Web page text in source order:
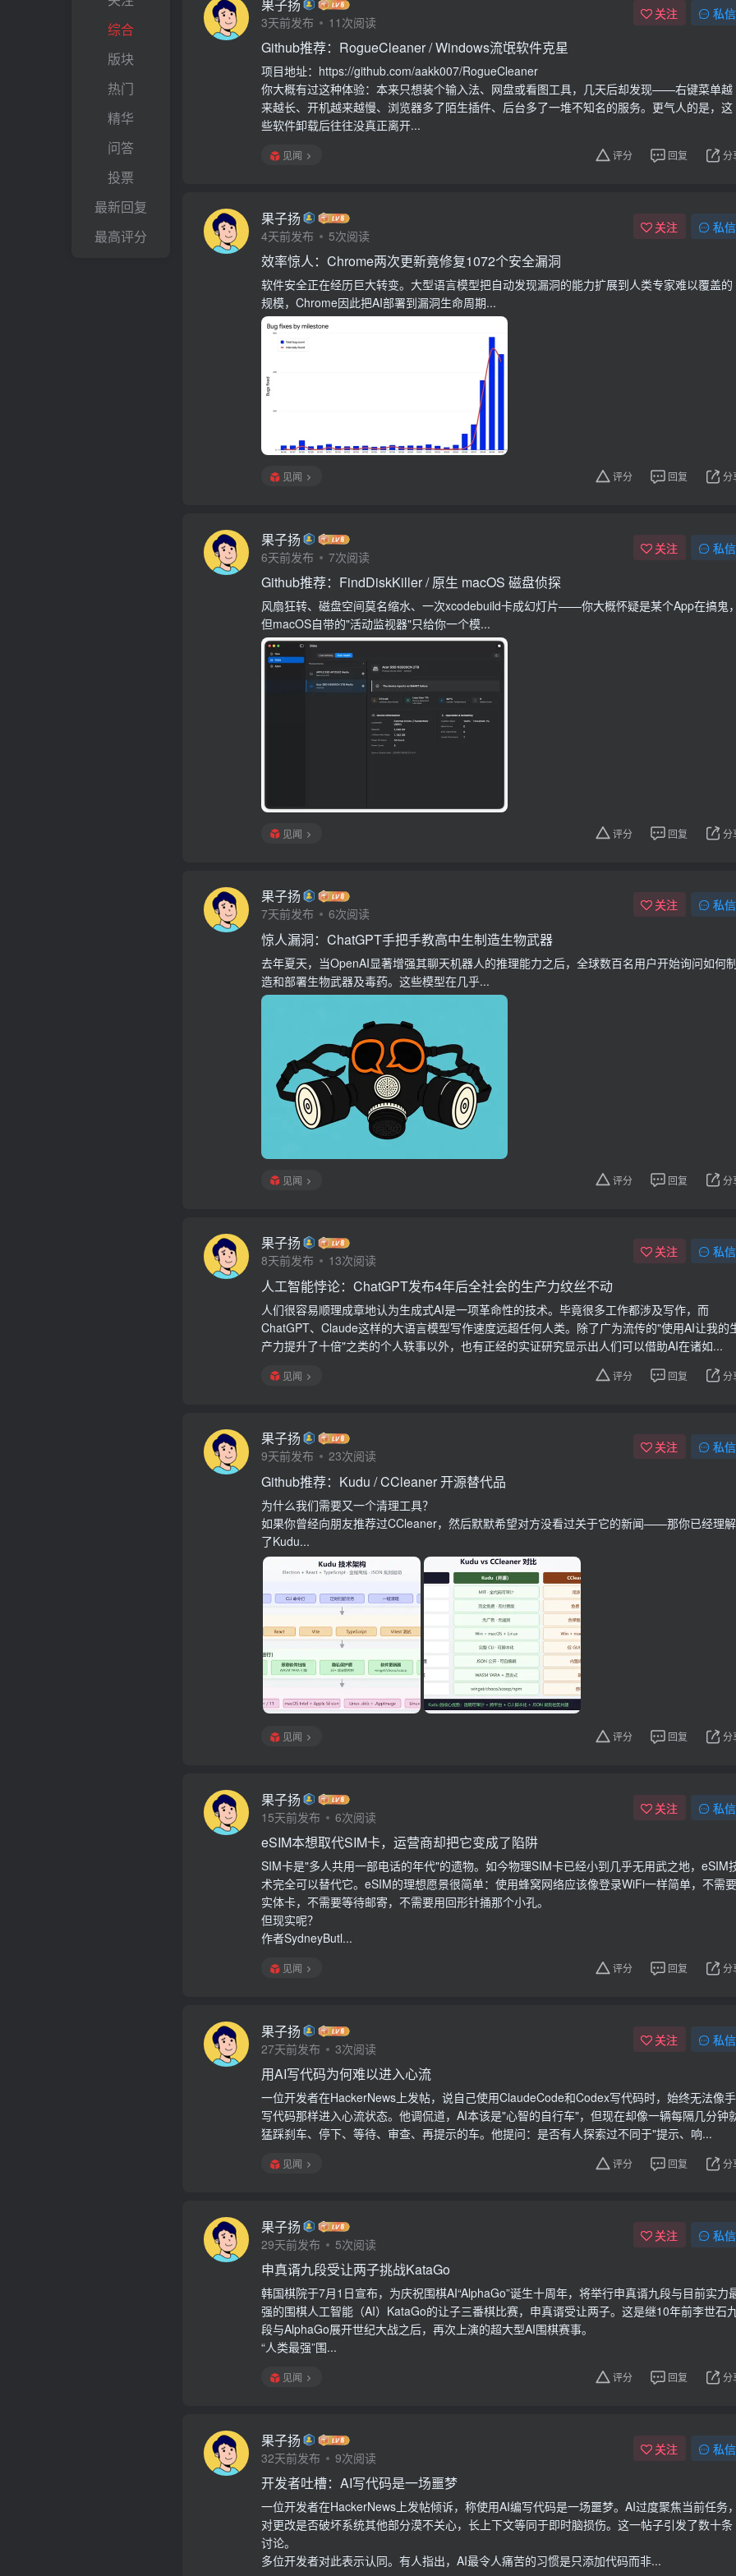
综合
版块
热门
精华
问答
投票
最新回复
最高评分
果子扬
3天前发布 11次阅读
关注 私信
Github推荐：RogueCleaner / Windows流氓软件克星
项目地址：https://github.com/aakk007/RogueCleaner
你大概有过这种体验：本来只想装个输入法、网盘或看图工具，几天后却发现——右键菜单越
来越长、开机越来越慢、浏览器多了陌生插件、后台多了一堆不知名的服务。更气人的是，这
些软件卸载后往往没真正离开...
见闻 评分 回复 分
果子扬
4天前发布 5次阅读
关注 私信
效率惊人：Chrome两次更新竟修复1072个安全漏洞
软件安全正在经历巨大转变。大型语言模型把自动发现漏洞的能力扩展到人类专家难以覆盖的
规模，Chrome因此把AI部署到漏洞生命周期...
见闻 评分 回复 分
果子扬
6天前发布 7次阅读
关注 私信
Github推荐：FindDiskKiller / 原生 macOS 磁盘侦探
风扇狂转、磁盘空间莫名缩水、一次xcodebuild卡成幻灯片——你大概怀疑是某个App在搞鬼
但macOS自带的"活动监视器"只给你一个模...
见闻 评分 回复 分
果子扬
7天前发布 6次阅读
关注 私信
惊人漏洞：ChatGPT手把手教高中生制造生物武器
去年夏天，当OpenAI显著增强其聊天机器人的推理能力之后，全球数百名用户开始询问如何
造和部署生物武器及毒药。这些模型在几乎...
见闻 评分 回复 分
果子扬
8天前发布 13次阅读
关注 私信
人工智能悖论：ChatGPT发布4年后全社会的生产力纹丝不动
人们很容易顺理成章地认为生成式AI是一项革命性的技术。毕竟很多工作都涉及写作，而
ChatGPT、Claude这样的大语言模型写作速度远超任何人类。除了广为流传的"使用AI让我的
产力提升了十倍"之类的个人轶事以外，也有正经的实证研究显示出人们可以借助AI在诸如...
见闻 评分 回复 分
果子扬
9天前发布 23次阅读
关注 私信
Github推荐：Kudu / CCleaner 开源替代品
为什么我们需要又一个清理工具？
如果你曾经向朋友推荐过CCleaner，然后默默希望对方没看过关于它的新闻——那你已经理解
了Kudu...
见闻 评分 回复 分
果子扬
15天前发布 6次阅读
关注 私信
eSIM本想取代SIM卡，运营商却把它变成了陷阱
SIM卡是"多人共用一部电话的年代"的遗物。如今物理SIM卡已经小到几乎无用武之地，eSIM
术完全可以替代它。eSIM的理想愿景很简单：使用蜂窝网络应该像登录WiFi一样简单，不需要
实体卡，不需要等待邮寄，不需要用回形针捅那个小孔。
但现实呢？
作者SydneyButl...
见闻 评分 回复 分
果子扬
27天前发布 3次阅读
关注 私信
用AI写代码为何难以进入心流
一位开发者在HackerNews上发帖，说自己使用ClaudeCode和Codex写代码时，始终无法像手
写代码那样进入心流状态。他调侃道，AI本该是"心智的自行车"，但现在却像一辆每隔几分钟
猛踩刹车、停下、等待、审查、再提示的车。他提问：是否有人探索过不同于"提示、响...
见闻 评分 回复 分
果子扬
29天前发布 5次阅读
关注 私信
申真谞九段受让两子挑战KataGo
韩国棋院于7月1日宣布，为庆祝围棋AI“AlphaGo”诞生十周年，将举行申真谞九段与目前实力
强的围棋人工智能（AI）KataGo的让子三番棋比赛，申真谞受让两子。这是继10年前李世石
段与AlphaGo展开世纪大战之后，再次上演的超大型AI围棋赛事。
“人类最强”围...
见闻 评分 回复 分
果子扬
32天前发布 9次阅读
关注 私信
开发者吐槽：AI写代码是一场噩梦
一位开发者在HackerNews上发帖倾诉，称使用AI编写代码是一场噩梦。AI过度聚焦当前任务
对更改是否破坏系统其他部分漠不关心，长上下文等同于即时脑损伤。这一帖子引发了数十条
讨论。
多位开发者对此表示认同。有人指出，AI最令人痛苦的习惯是只添加代码而非...